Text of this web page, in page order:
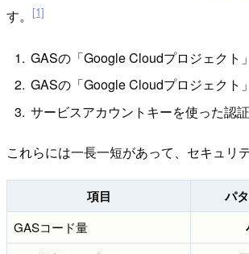
す。
[1]
GASの「Google Cloudプロジェクト
GASの「Google Cloudプロジェクト
サービスアカウントキーを使った認証
これらには一長一短があって、セキュリ
項目 パ
GASコード量